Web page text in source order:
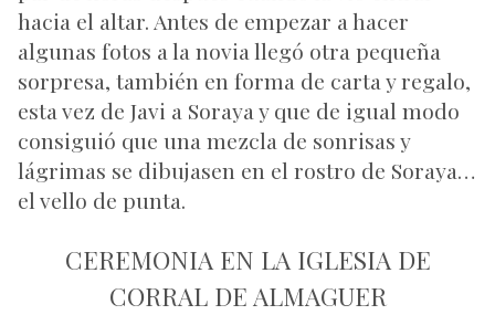
hacia el altar. Antes de empezar a hacer
algunas fotos a la novia llegó otra pequeña
sorpresa, también en forma de carta y regalo,
esta vez de Javi a Soraya y que de igual modo
consiguió que una mezcla de sonrisas y
lágrimas se dibujasen en el rostro de Soraya…
el vello de punta.
CEREMONIA EN LA IGLESIA DE
CORRAL DE ALMAGUER